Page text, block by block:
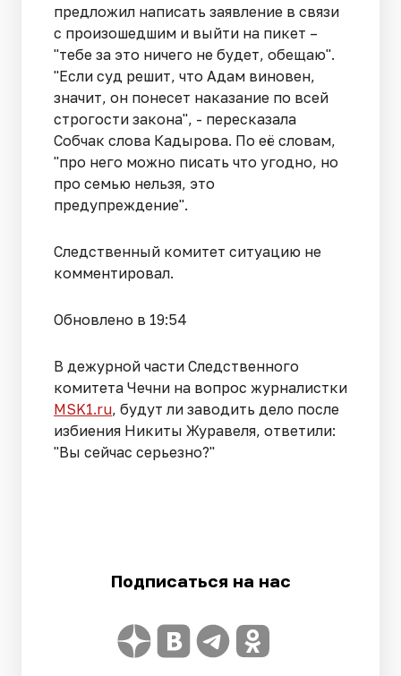
предложил написать заявление в связи
с произошедшим и выйти на пикет –
"тебе за это ничего не будет, обещаю".
"Если суд решит, что Адам виновен,
значит, он понесет наказание по всей
строгости закона", - пересказала
Собчак слова Кадырова. По её словам,
"про него можно писать что угодно, но
про семью нельзя, это
предупреждение".
Следственный комитет ситуацию не
комментировал.
Обновлено в 19:54
В дежурной части Следственного
комитета Чечни на вопрос журналистки
MSK1.ru, будут ли заводить дело после
избиения Никиты Журавеля, ответили:
"Вы сейчас серьезно?"
Подписаться на нас